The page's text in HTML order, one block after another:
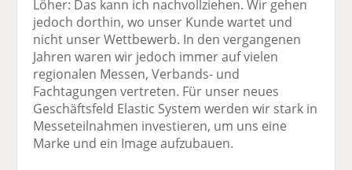
Löher: Das kann ich nachvollziehen. Wir gehen
jedoch dorthin, wo unser Kunde wartet und
nicht unser Wettbewerb. In den vergangenen
Jahren waren wir jedoch immer auf vielen
regionalen Messen, Verbands- und
Fachtagungen vertreten. Für unser neues
Geschäftsfeld Elastic System werden wir stark in
Messeteilnahmen investieren, um uns eine
Marke und ein Image aufzubauen.